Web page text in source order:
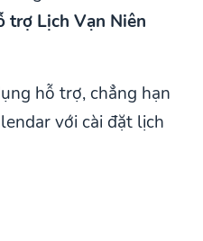
trợ Lịch Vạn Niên
hỗ trợ, chẳng hạn
với cài đặt lịch